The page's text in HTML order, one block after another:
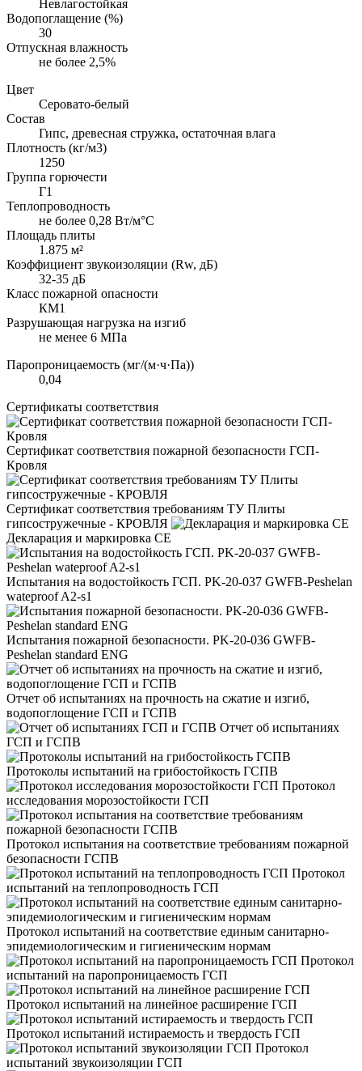
Невлагостойкая
Водопоглащение (%)
30
Отпускная влажность
не более 2,5%
Цвет
Серовато-белый
Состав
Гипс, древесная стружка, остаточная влага
Плотность (кг/м3)
1250
Группа горючести
Г1
Теплопроводность
не более 0,28 Вт/м°С
Площадь плиты
1.875 м²
Коэффициент звукоизоляции (Rw, дБ)
32-35 дБ
Класс пожарной опасности
КМ1
Разрушающая нагрузка на изгиб
не менее 6 МПа
Паропроницаемость (мг/(м·ч·Па))
0,04
Сертификаты соответствия
Сертификат соответствия пожарной безопасности ГСП-
Кровля
Сертификат соответствия требованиям ТУ Плиты
гипсостружечные - КРОВЛЯ
Декларация и маркировка CE
Испытания на водостойкость ГСП. PK-20-037 GWFB-Peshelan
wateproof A2-s1
Испытания пожарной безопасности. PK-20-036 GWFB-
Peshelan standard ENG
Отчет об испытаниях на прочность на сжатие и изгиб,
водопоглощение ГСП и ГСПВ
Отчет об испытаниях
ГСП и ГСПВ
Протоколы испытаний на грибостойкость ГСПВ
Протокол
исследования морозостойкости ГСП
Протокол испытания на соответствие требованиям пожарной
безопасности ГСПВ
Протокол
испытаний на теплопроводность ГСП
Протокол испытаний на соответствие единым санитарно-
эпидемиологическим и гигиеническим нормам
Протокол
испытаний на паропроницаемость ГСП
Протокол испытаний на линейное расширение ГСП
Протокол испытаний истираемость и твердость ГСП
Протокол
испытаний звукоизоляции ГСП